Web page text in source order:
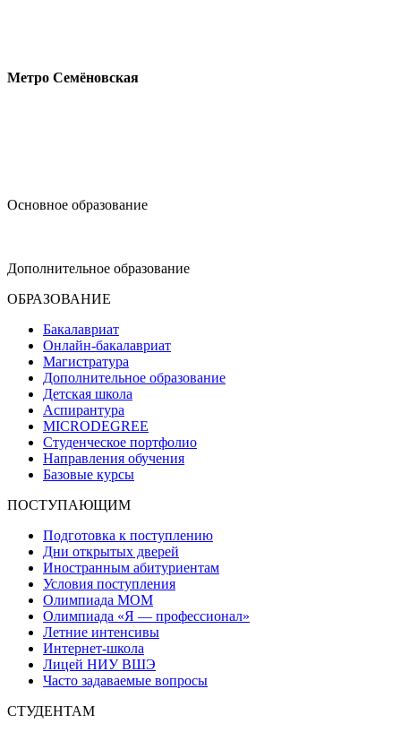
Метро Семёновская
Основное образование
Дополнительное образование
ОБРАЗОВАНИЕ
Бакалавриат
Онлайн-бакалавриат
Магистратура
Дополнительное образование
Детская школа
Аспирантура
MICRODEGREE
Студенческое портфолио
Направления обучения
Базовые курсы
ПОСТУПАЮЩИМ
Подготовка к поступлению
Дни открытых дверей
Иностранным абитуриентам
Условия поступления
Олимпиада МОМ
Олимпиада «Я — профессионал»
Летние интенсивы
Интернет-школа
Лицей НИУ ВШЭ
Часто задаваемые вопросы
СТУДЕНТАМ